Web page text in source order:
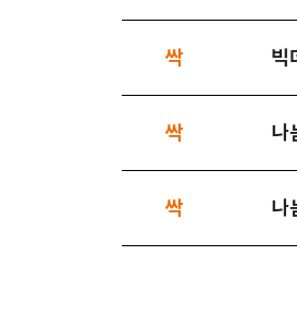
싹 빅
싹 나
싹 나